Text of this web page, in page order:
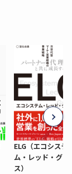
ELG（エコシステ
ム・レッド・グロ
ス）